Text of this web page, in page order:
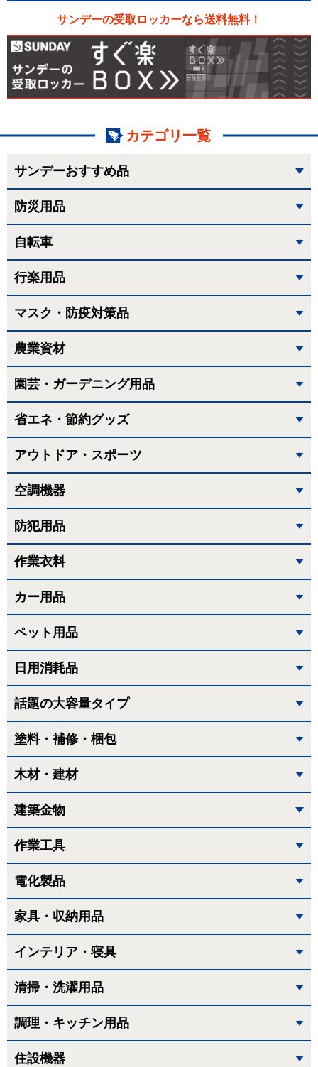
サンデーの受取ロッカーなら送料無料！
カテゴリ一覧
サンデーおすすめ品
防災用品
自転車
行楽用品
マスク・防疫対策品
農業資材
園芸・ガーデニング用品
省エネ・節約グッズ
アウトドア・スポーツ
空調機器
防犯用品
作業衣料
カー用品
ペット用品
日用消耗品
話題の大容量タイプ
塗料・補修・梱包
木材・建材
建築金物
作業工具
電化製品
家具・収納用品
インテリア・寝具
清掃・洗濯用品
調理・キッチン用品
住設機器